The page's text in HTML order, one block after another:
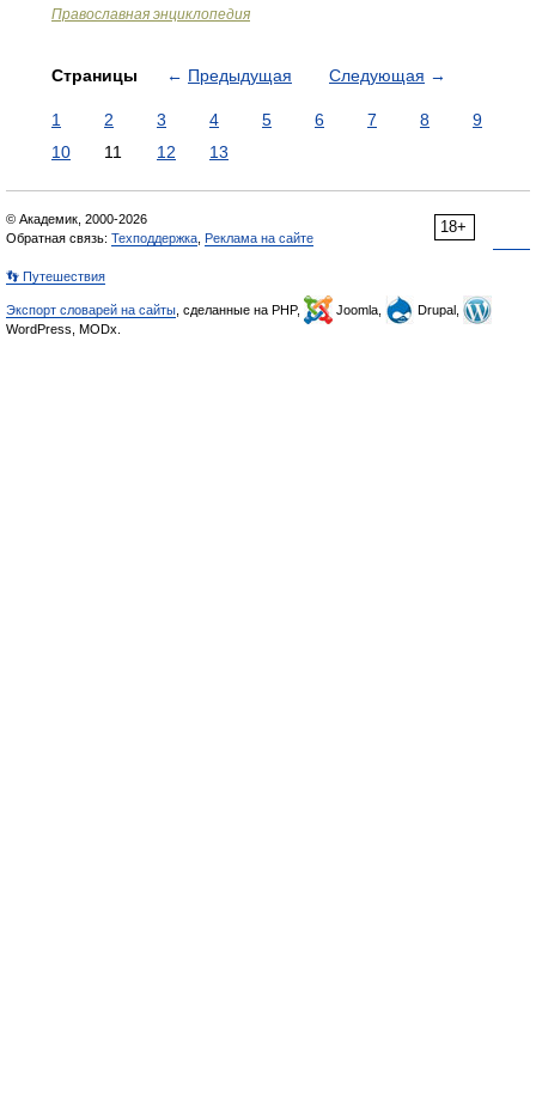
Православная энциклопедия
Страницы ← Предыдущая Следующая →
1 2 3 4 5 6 7 8
9
10
11 12 13
18+
© Академик, 2000-2026
Обратная связь: Техподдержка Реклама на сайте
👣 Путешествия
Экспорт словарей на сайты , сделанные на PHP, Joomla,
Drupal,
WordPress, MODx.